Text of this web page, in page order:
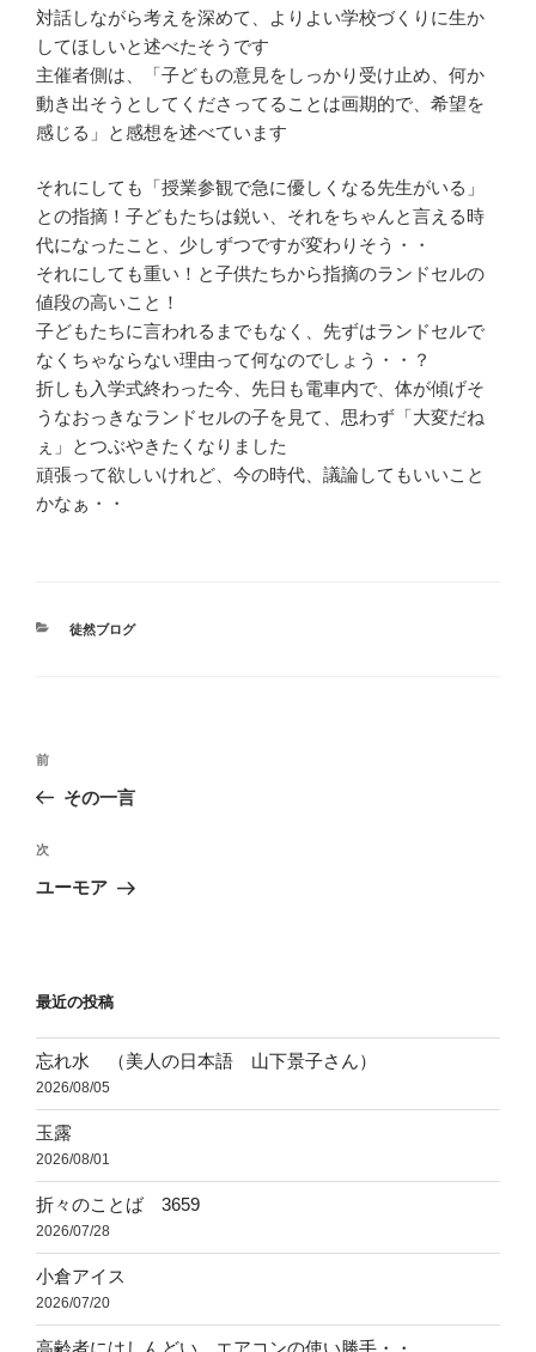
対話しながら考えを深めて、よりよい学校づくりに生か
してほしいと述べたそうです
主催者側は、「子どもの意見をしっかり受け止め、何か
動き出そうとしてくださってることは画期的で、希望を
感じる」と感想を述べています
それにしても「授業参観で急に優しくなる先生がいる」
との指摘！子どもたちは鋭い、それをちゃんと言える時
代になったこと、少しずつですが変わりそう・・
それにしても重い！と子供たちから指摘のランドセルの
値段の高いこと！
子どもたちに言われるまでもなく、先ずはランドセルで
なくちゃならない理由って何なのでしょう・・？
折しも入学式終わった今、先日も電車内で、体が傾げそ
うなおっきなランドセルの子を見て、思わず「大変だね
ぇ」とつぶやきたくなりました
頑張って欲しいけれど、今の時代、議論してもいいこと
かなぁ・・
カ
徒然ブログ
投
ビ
ゲ
ン
前
の
稿
前
その一言
次
の
次
ユーモア
最近の投稿
忘れ水 （美人の日本語 山下景子さん）
2026/08/05
玉露
2026/08/01
折々のことば 3659
2026/07/28
小倉アイス
2026/07/20